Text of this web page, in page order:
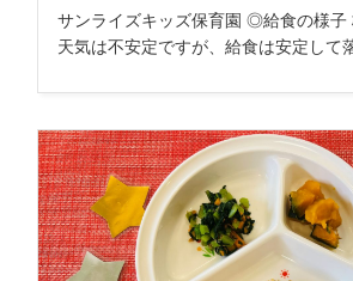
サンライズキッズ保育園 ◎給食の様子
天気は不安定ですが、給食は安定して